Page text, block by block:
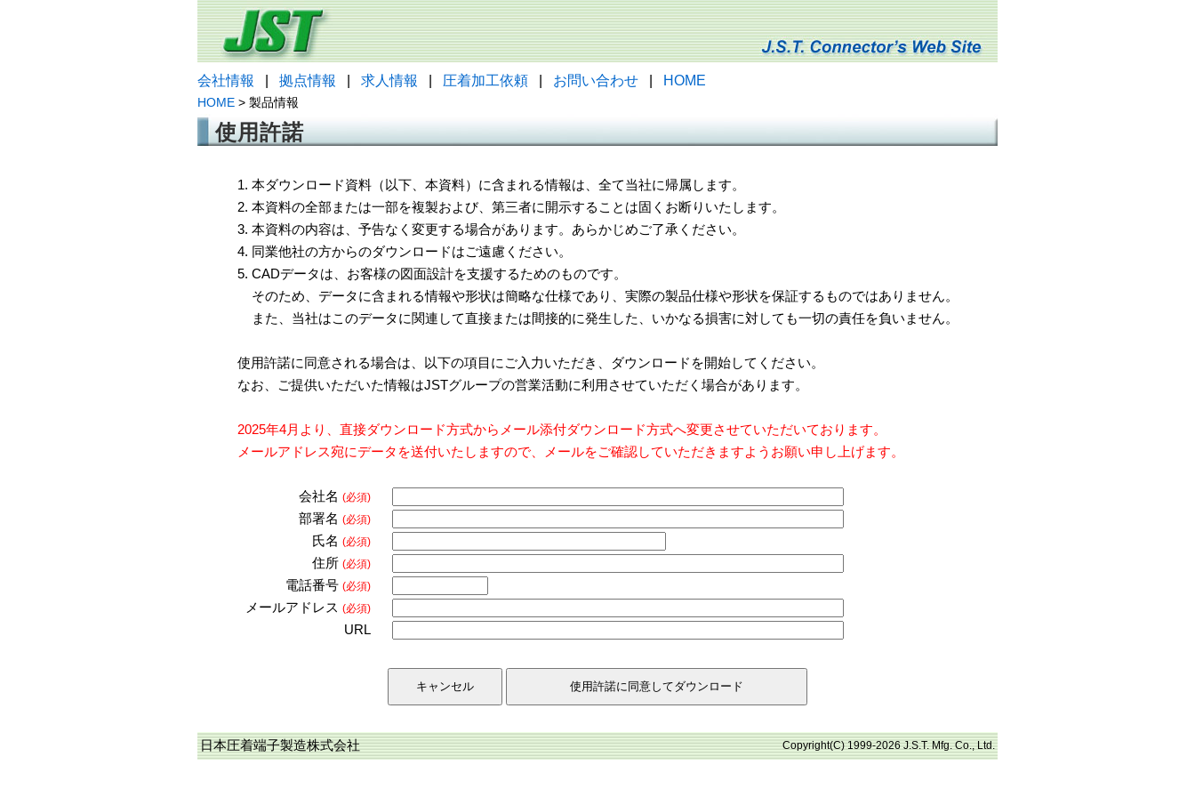
会社情報 拠点情報 求人情報 圧着加工依頼 お問い合わせ HOME
HOME > 製品情報
使用許諾
1. 本ダウンロード資料（以下、本資料）に含まれる情報は、全て当社に帰属します。
2. 本資料の全部または一部を複製および、第三者に開示することは固くお断りいたします。
3. 本資料の内容は、予告なく変更する場合があります。あらかじめご了承ください。
4. 同業他社の方からのダウンロードはご遠慮ください。
5. CADデータは、お客様の図面設計を支援するためのものです。
そのため、データに含まれる情報や形状は簡略な仕様であり、実際の製品仕様や形状を保証するものではありません。
また、当社はこのデータに関連して直接または間接的に発生した、いかなる損害に対しても一切の責任を負いません。
使用許諾に同意される場合は、以下の項目にご入力いただき、ダウンロードを開始してください。
なお、ご提供いただいた情報はJSTグループの営業活動に利用させていただく場合があります。
2025年4月より、直接ダウンロード方式からメール添付ダウンロード方式へ変更させていただいております。
メールアドレス宛にデータを送付いたしますので、メールをご確認していただきますようお願い申し上げます。
会社名 (必須)
部署名 (必須)
氏名 (必須)
住所 (必須)
電話番号 (必須)
メールアドレス (必須)
URL
日本圧着端子製造株式会社 Copyright(C) 1999-2026 J.S.T. Mfg. Co., Ltd.